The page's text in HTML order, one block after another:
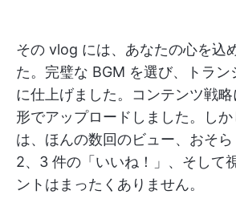
その vlog には、あなたの心を込
た。完璧な BGM を選び、トラン
に仕上げました。コンテンツ戦
形でアップロードしました。し
は、ほんの数回のビュー、おそ
2、3 件の「いいね！」、そして
ントはまったくありません。